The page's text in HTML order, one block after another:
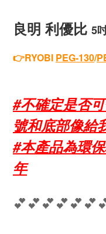
良明 利優比 5
👉RYOBI PEG-130/
#不確定是否
號和底部像給
#本產品為環
年